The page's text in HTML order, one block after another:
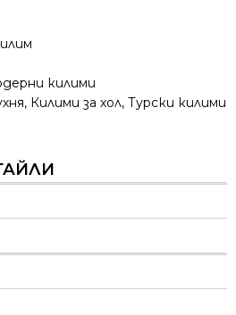
килими
, Килими за хол, Турски килими